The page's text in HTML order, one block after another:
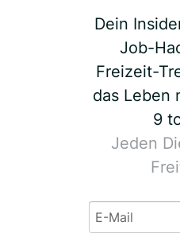
Dein
Job-
Freizeit-
das Leben
9
Jeden